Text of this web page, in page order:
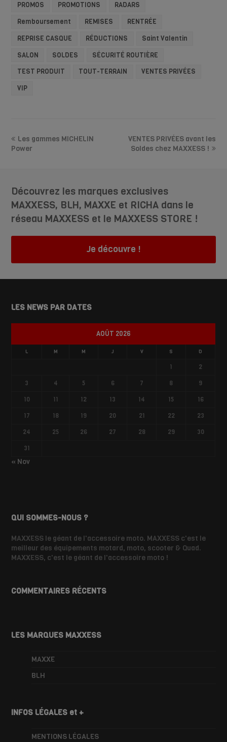
PROMOS
PROMOTIONS
RADARS
Remboursement
REMISES
RENTRÉE
REPRISE CASQUE
RÉDUCTIONS
Saint Valentin
SALON
SOLDES
SÉCURITÉ ROUTIÈRE
TEST PRODUIT
TOUT-TERRAIN
VENTES PRIVÉES
VIP
Les gammes MICHELIN
Power
VENTES PRIVÉES avant les
Soldes chez MAXXESS !
Découvrez les marques exclusives
MAXXESS, BLH, MAXXE et RICHA dans le
réseau MAXXESS et le MAXXESS STORE !
Je découvre !
LES NEWS PAR DATES
AOÛT 2026
L M M J V S D
1
2
3
4 5 6 7 8
9
10
11 12 13 14 15
16
17
18 19 20 21 22
23
24
25 26 27 28 29
30
31
« Nov
QUI SOMMES-NOUS ?
MAXXESS le géant de l'accessoire moto. MAXXESS c'est le
meilleur des équipements motard, moto, scooter & Quad.
MAXXESS, c'est le géant de l'accessoire moto !
COMMENTAIRES RÉCENTS
LES MARQUES MAXXESS
MAXXE
BLH
INFOS LÉGALES et +
MENTIONS LÉGALES